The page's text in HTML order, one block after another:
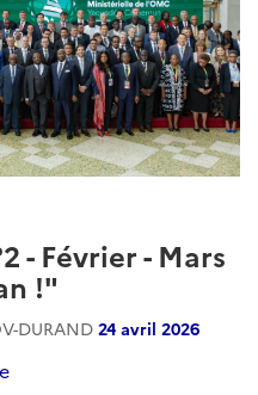
- Février - Mars
!"
DURAND 24 avril 2026